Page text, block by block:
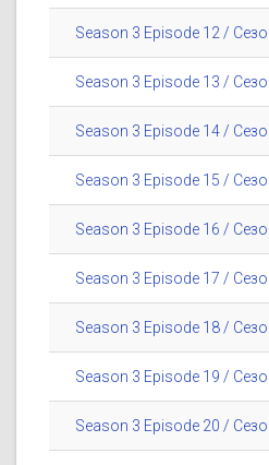
Season 3 Episode 12 /
Season 3 Episode 13 /
Season 3 Episode 14 /
Season 3 Episode 15 /
Season 3 Episode 16 /
Season 3 Episode 17 /
Season 3 Episode 18 /
Season 3 Episode 19 /
Season 3 Episode 20 /